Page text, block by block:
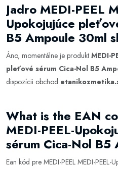
Jadro MEDI-PEEL
Upokojujúce
B5 Ampoule 30ml
Áno, momentálne je produkt MEDI-
pleťové sérum Cica-Nol B5
dispozícii obchod
What is the EAN
MEDI-PEEL-
sérum Cica-Nol B5
Ean kód pre MEDI-PEEL MEDI-